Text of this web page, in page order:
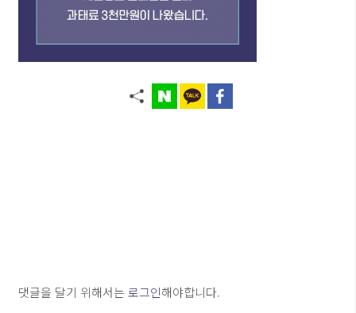
댓글을 달기 위해서는 로그인해야합니다.